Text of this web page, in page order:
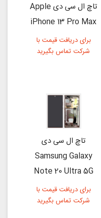
تاچ ال سی دی Apple
iPhone 13 Pro Max
برای دریافت قیمت با
شرکت تماس بگیرید
تاچ ال سی دی
Samsung Galaxy
Note 20 Ultra 5G
برای دریافت قیمت با
شرکت تماس بگیرید